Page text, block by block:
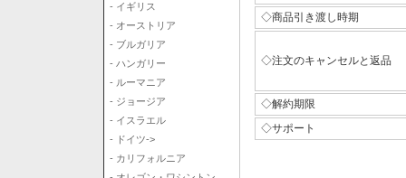
- イギリス
- オーストリア
- ブルガリア
- ハンガリー
- ルーマニア
- ジョージア
- イスラエル
- ドイツ->
- カリフォルニア
◇商品引き渡し時期
◇注文のキャンセルと返品
◇解約期限
◇サポート